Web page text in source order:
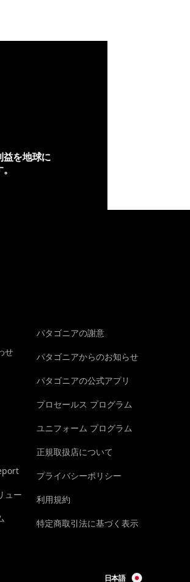
を地球に
せ
ュー
パタゴニアの謝意
パタゴニアからのお知らせ
パタゴニアの公式アプリ
プロセールス プログラム
ユニフォーム プログラム
正規取扱店について
プライバシーポリシー
利用規約
特定商取引法に基づく表示
日本語